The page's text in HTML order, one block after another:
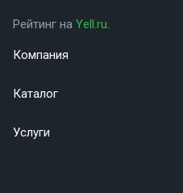
Рейтинг на Yell.ru.
Компания
Каталог
Услуги